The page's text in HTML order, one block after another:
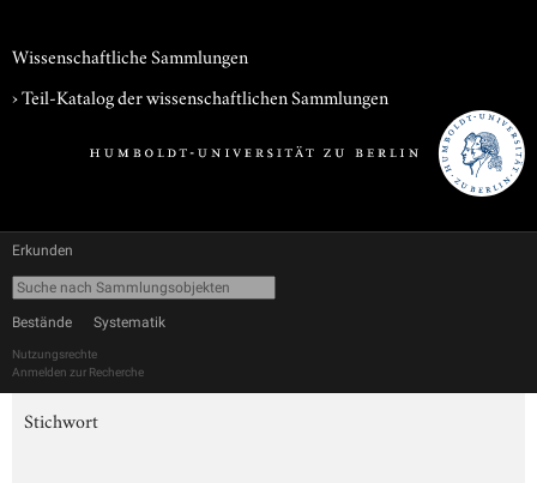
Wissenschaftliche Sammlungen
› Teil-Katalog der wissenschaftlichen Sammlungen
Erkunden
Bestände Systematik
Nutzungsrechte
Anmelden zur Recherche
Stichwort